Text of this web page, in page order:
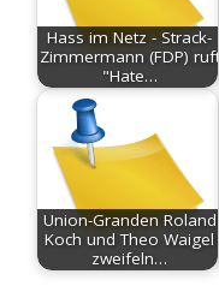
Hass im Netz - Strack-
Zimmermann (FDP) ruft
"Hate…
Union-Granden Roland
Koch und Theo Waigel
zweifeln…